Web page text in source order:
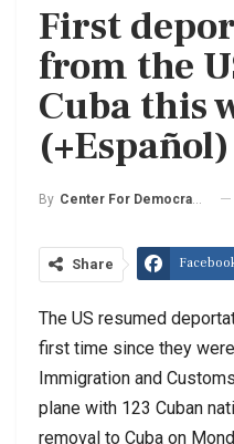
First
from the
Cuba this
(+Español)
By Center For Democracy In The Americas
Share
The US resumed
first time since they
Immigration and
plane with 123 Cuban
removal to Cuba on